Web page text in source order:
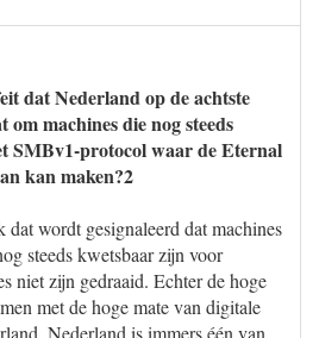
dat Nederland op de achtste
om machines die nog steeds
SMBv1-protocol waar de Eternal
kan maken?2
wordt gesignaleerd dat machines
steeds kwetsbaar zijn voor
niet zijn gedraaid. Echter de hoge
met de hoge mate van digitale
Nederland is immers één van